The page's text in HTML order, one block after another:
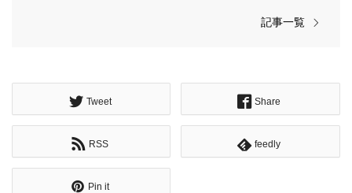
記事一覧
Tweet Share
RSS feedly
Pin it